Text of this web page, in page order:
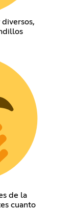
de la
cuanto